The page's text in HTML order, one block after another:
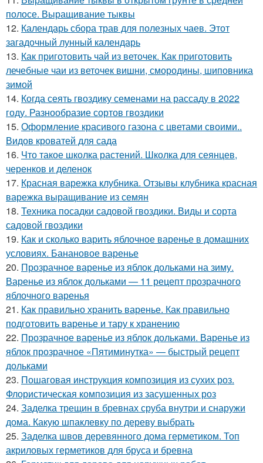
полосе. Выращивание тыквы
12. Календарь сбора трав для полезных чаев. Этот
загадочный лунный календарь
13. Как приготовить чай из веточек. Как приготовить
лечебные чаи из веточек вишни, смородины, шиповника
зимой
14. Когда сеять гвоздику семенами на рассаду в 2022
году. Разнообразие сортов гвоздики
15. Оформление красивого газона с цветами своими..
Видов кроватей для сада
16. Что такое школка растений. Школка для сеянцев,
черенков и деленок
17. Красная варежка клубника. Отзывы клубника красная
варежка выращивание из семян
18. Техника посадки садовой гвоздики. Виды и сорта
садовой гвоздики
19. Как и сколько варить яблочное варенье в домашних
условиях. Банановое варенье
20. Прозрачное варенье из яблок дольками на зиму.
Варенье из яблок дольками — 11 рецепт прозрачного
яблочного варенья
21. Как правильно хранить варенье. Как правильно
подготовить варенье и тару к хранению
22. Прозрачное варенье из яблок дольками. Варенье из
яблок прозрачное «Пятиминутка» — быстрый рецепт
дольками
23. Пошаговая инструкция композиция из сухих роз.
Флористическая композиция из засушенных роз
24. Заделка трещин в бревнах сруба внутри и снаружи
дома. Какую шпаклевку по дереву выбрать
25. Заделка швов деревянного дома герметиком. Топ
акриловых герметиков для бруса и бревна